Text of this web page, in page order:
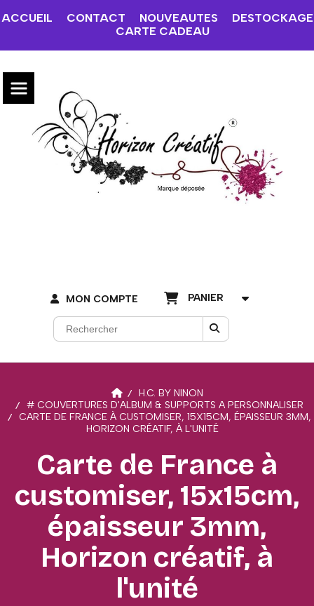
ACCUEIL CONTACT NOUVEAUTES
DESTOCKAGE
CARTE CADEAU
MON COMPTE PANIER
H.C. BY NINON
# COUVERTURES D'ALBUM & SUPPORTS A PERSONNALISER
CARTE DE FRANCE À CUSTOMISER, 15X15CM, ÉPAISSEUR 3MM,
HORIZON CRÉATIF, À L'UNITÉ
Carte de France à
customiser, 15x15cm,
épaisseur 3mm,
Horizon créatif, à
l'unité